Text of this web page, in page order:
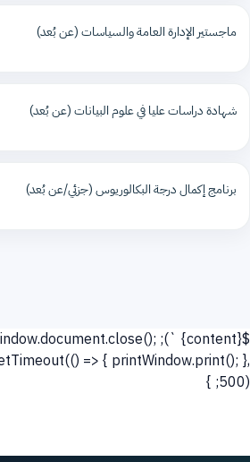
ماجستير الإدارة العامة والسياسات (عن بُعد)
شهادة دراسات عليا في علوم البيانات (عن بُعد)
برنامج إكمال درجة البكالوريوس (جزئي/عن بُعد)
${content}
=> { printWindow.print(); },
500); }